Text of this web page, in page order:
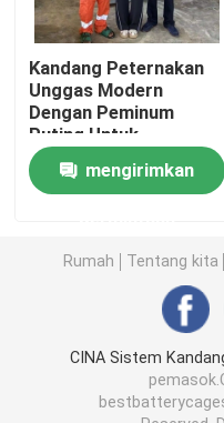
Mesin Pengering
mesin penghilang
Mesin Pabrik Pakan
gerobak pakan ayam
mesin pelet pakan
Kandang Peternakan
Unggas Modern
Dengan Peminum
Puting Untuk
Menumbuhkan
Efisiensi Starmengirimkan
Rumah Tentang kita
CINA Sistem